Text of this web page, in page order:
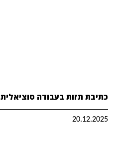
כתיבת תזות בעבודה סוציאלית
20.12.2025